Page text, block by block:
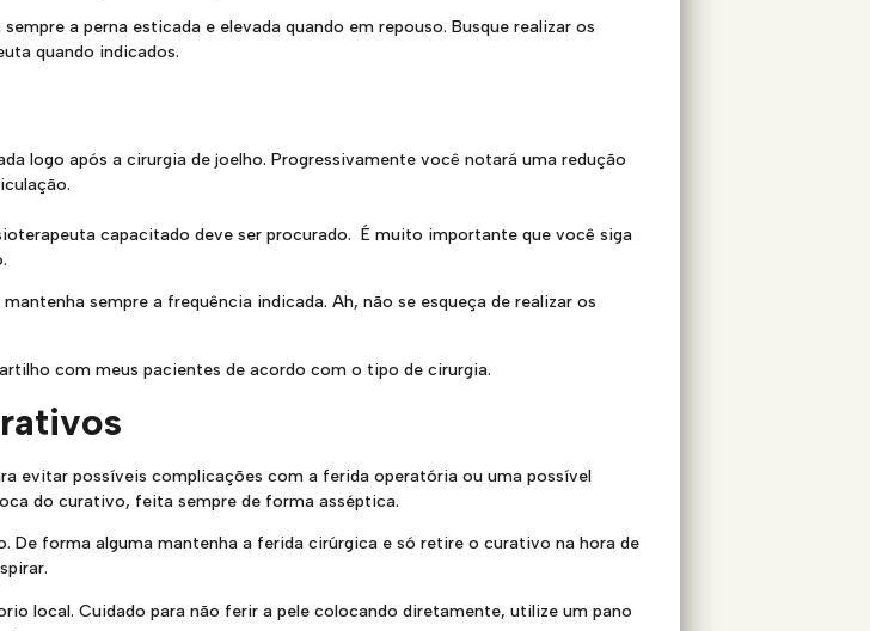
a perna esticada e elevada quando em repouso. Busque realizar os
quando indicados.
logo após a cirurgia de joelho. Progressivamente você notará uma redução
capacitado deve ser procurado. É muito importante que você siga
sempre a frequência indicada. Ah, não se esqueça de realizar os
com meus pacientes de acordo com o tipo de cirurgia.
evitar possíveis complicações com a ferida operatória ou uma possível
do curativo, feita sempre de forma asséptica.
De forma alguma mantenha a ferida cirúrgica e só retire o curativo na hora de
local. Cuidado para não ferir a pele colocando diretamente, utilize um pano